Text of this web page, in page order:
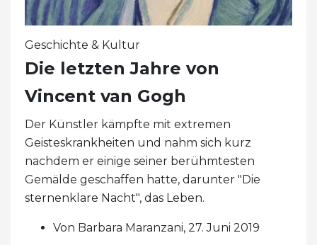
Geschichte & Kultur
Die letzten Jahre von
Vincent van Gogh
Der Künstler kämpfte mit extremen
Geisteskrankheiten und nahm sich kurz
nachdem er einige seiner berühmtesten
Gemälde geschaffen hatte, darunter "Die
sternenklare Nacht", das Leben.
Von Barbara Maranzani, 27. Juni 2019